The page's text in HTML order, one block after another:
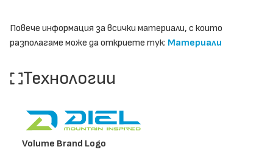
Повече информация за всички материали, с които
разполагаме може да откриете тук: Материали
Технологии
Volume Brand Logo